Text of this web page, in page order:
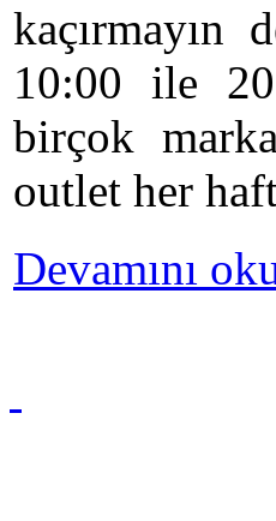
kaçırmayın
10:00 ile
birçok
outlet her
Devamını